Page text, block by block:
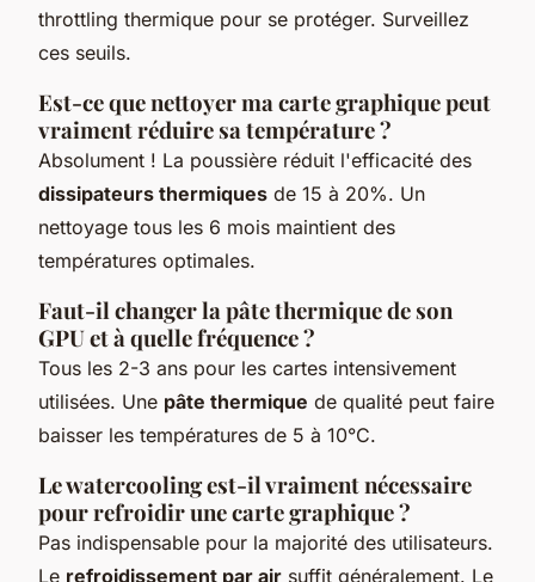
throttling thermique pour se protéger. Surveillez
ces seuils.
Est-ce que nettoyer ma carte graphique peut
vraiment réduire sa température ?
Absolument ! La poussière réduit l'efficacité des
dissipateurs thermiques de 15 à 20%. Un
nettoyage tous les 6 mois maintient des
températures optimales.
Faut-il changer la pâte thermique de son
GPU et à quelle fréquence ?
Tous les 2-3 ans pour les cartes intensivement
utilisées. Une pâte thermique de qualité peut faire
baisser les températures de 5 à 10°C.
Le watercooling est-il vraiment nécessaire
pour refroidir une carte graphique ?
Pas indispensable pour la majorité des utilisateurs.
Le refroidissement par air suffit généralement. Le